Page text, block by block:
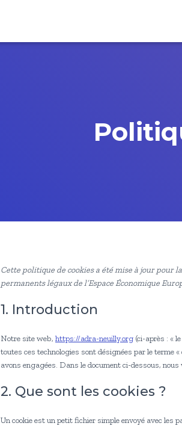
Cette politique de cookies a été mise à jour pour
permanents légaux de l’Espace Économique
1. Introduction
Notre site web, https://adra-neuilly.org (ci-après : «
toutes ces technologies sont désignées par le terme
avons engagées. Dans le document ci-dessous,
2. Que sont les cookies ?
Un cookie est un petit fichier simple envoyé avec les